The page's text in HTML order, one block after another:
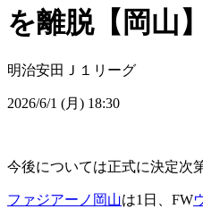
を離脱【岡山】
明治安田Ｊ１リーグ
2026/6/1 (月) 18:30
今後については正式に決定次
ファジアーノ岡山は1日、FW